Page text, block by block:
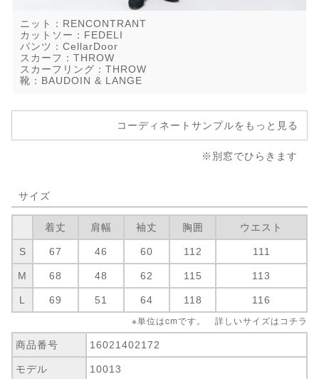
ニット：RENCONTRANT
カットソー：FEDELI
パンツ：CellarDoor
スカーフ：THROW
スカーフリング：THROW
靴：BAUDOIN & LANGE
コーディネートサンプルをもっと見る
※別窓でひらきます
サイズ
着丈 肩幅 袖丈 胸囲 ウエスト
S 67 46 60 112 111
M 68 48 62 115 113
L 69 51 64 118 116
※単位はcmです。 詳しいサイズは コチラ
商品番号 16021402172
モデル 10013